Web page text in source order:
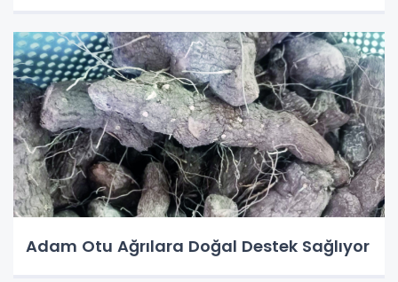
Adam Otu Ağrılara Doğal Destek Sağlıyor